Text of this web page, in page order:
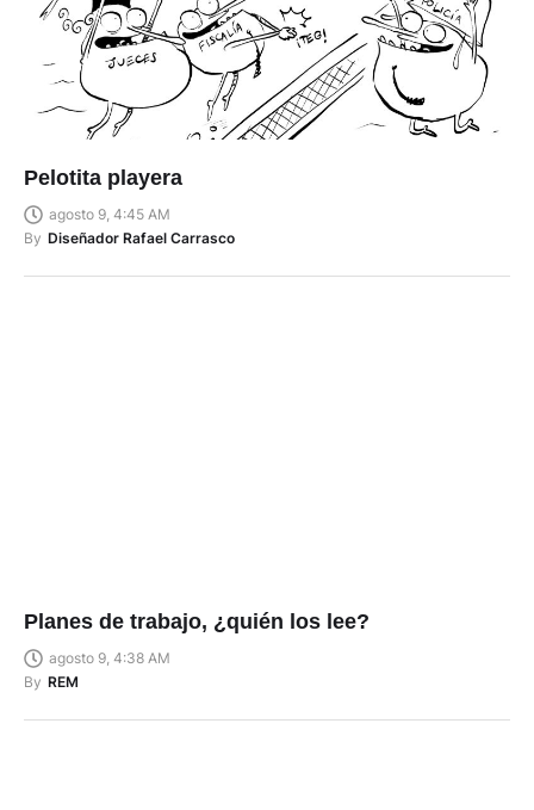
Pelotita playera
agosto 9, 4:45 AM
By Diseñador Rafael Carrasco
Planes de trabajo, ¿quién los lee?
agosto 9, 4:38 AM
By REM